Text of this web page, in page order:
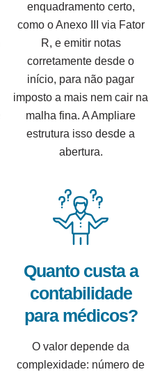
enquadramento certo,
como o Anexo III via Fator
R, e emitir notas
corretamente desde o
início, para não pagar
imposto a mais nem cair na
malha fina. A Ampliare
estrutura isso desde a
abertura.
Quanto custa a
contabilidade
para médicos?
O valor depende da
complexidade: número de